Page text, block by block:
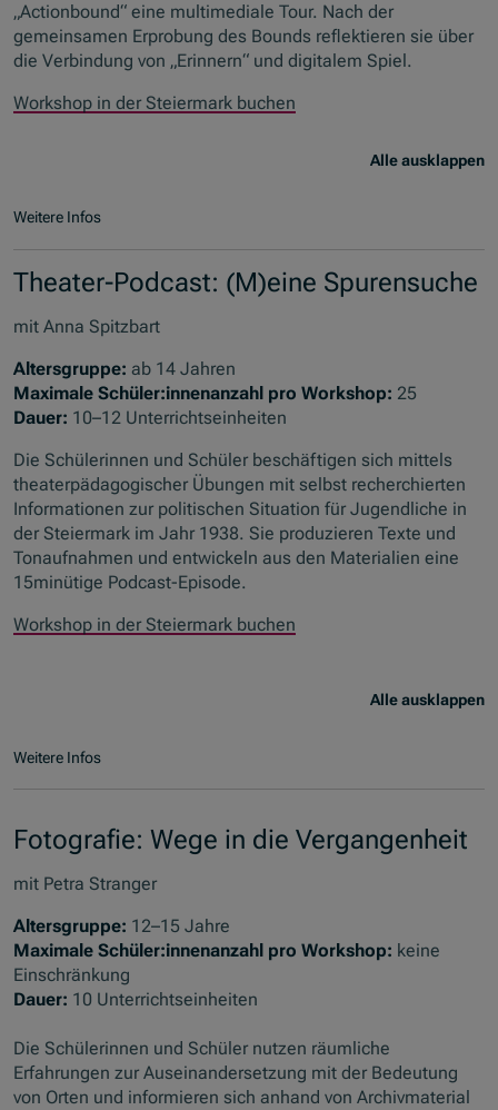
„Actionbound“ eine multimediale Tour. Nach der
gemeinsamen Erprobung des Bounds reflektieren sie über
die Verbindung von „Erinnern“ und digitalem Spiel.
Workshop in der Steiermark buchen
Alle ausklappen
Weitere Infos
Theater-Podcast: (M)eine Spurensuche
mit Anna Spitzbart
Altersgruppe: ab 14 Jahren
Maximale Schüler:innenanzahl pro Workshop: 25
Dauer: 10–12 Unterrichtseinheiten
Die Schülerinnen und Schüler beschäftigen sich mittels
theaterpädagogischer Übungen mit selbst recherchierten
Informationen zur politischen Situation für Jugendliche in
der Steiermark im Jahr 1938. Sie produzieren Texte und
Tonaufnahmen und entwickeln aus den Materialien eine
15minütige Podcast-Episode.
Workshop in der Steiermark buchen
Alle ausklappen
Weitere Infos
Fotografie: Wege in die Vergangenheit
mit Petra Stranger
Altersgruppe: 12–15 Jahre
Maximale Schüler:innenanzahl pro Workshop: keine
Einschränkung
Dauer: 10 Unterrichtseinheiten
Die Schülerinnen und Schüler nutzen räumliche
Erfahrungen zur Auseinandersetzung mit der Bedeutung
von Orten und informieren sich anhand von Archivmaterial